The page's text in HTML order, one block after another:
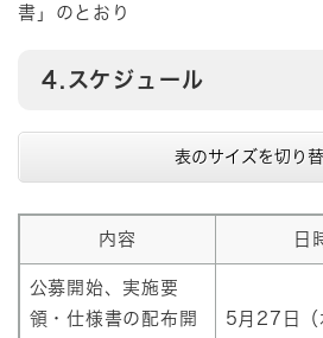
書」のとおり
4.スケジュール
表のサイズを切り
内容 日
公募開始、実施要
領・仕様書の配布開
5月27日（